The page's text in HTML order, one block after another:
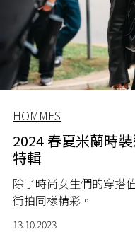
HOMMES
2024 春夏米蘭時
特輯
除了時尚女生們的穿搭
街拍同樣精彩。
13.10.2023